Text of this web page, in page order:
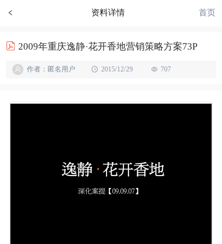
资料详情 首页
2009年重庆逸静·花开香地营销策略方案73P
作者：匿名用户 2015/12/29 707